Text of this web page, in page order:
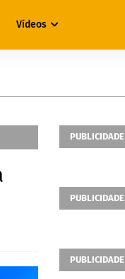
Vídeos
PUBLICIDADE
PUBLICIDADE
PUBLICIDADE